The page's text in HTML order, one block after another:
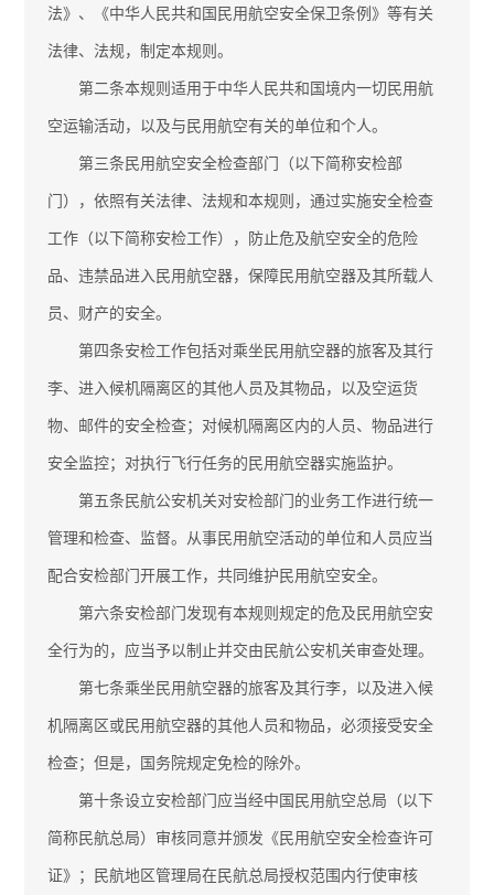
法》、《中华人民共和国民用航空安全保卫条例》等有关
法律、法规，制定本规则。
第二条本规则适用于中华人民共和国境内一切民用航
空运输活动，以及与民用航空有关的单位和个人。
第三条民用航空安全检查部门（以下简称安检部
门），依照有关法律、法规和本规则，通过实施安全检查
工作（以下简称安检工作），防止危及航空安全的危险
品、违禁品进入民用航空器，保障民用航空器及其所载人
员、财产的安全。
第四条安检工作包括对乘坐民用航空器的旅客及其行
李、进入候机隔离区的其他人员及其物品，以及空运货
物、邮件的安全检查；对候机隔离区内的人员、物品进行
安全监控；对执行飞行任务的民用航空器实施监护。
第五条民航公安机关对安检部门的业务工作进行统一
管理和检查、监督。从事民用航空活动的单位和人员应当
配合安检部门开展工作，共同维护民用航空安全。
第六条安检部门发现有本规则规定的危及民用航空安
全行为的，应当予以制止并交由民航公安机关审查处理。
第七条乘坐民用航空器的旅客及其行李，以及进入候
机隔离区或民用航空器的其他人员和物品，必须接受安全
检查；但是，国务院规定免检的除外。
第十条设立安检部门应当经中国民用航空总局（以下
简称民航总局）审核同意并颁发《民用航空安全检查许可
证》；民航地区管理局在民航总局授权范围内行使审核